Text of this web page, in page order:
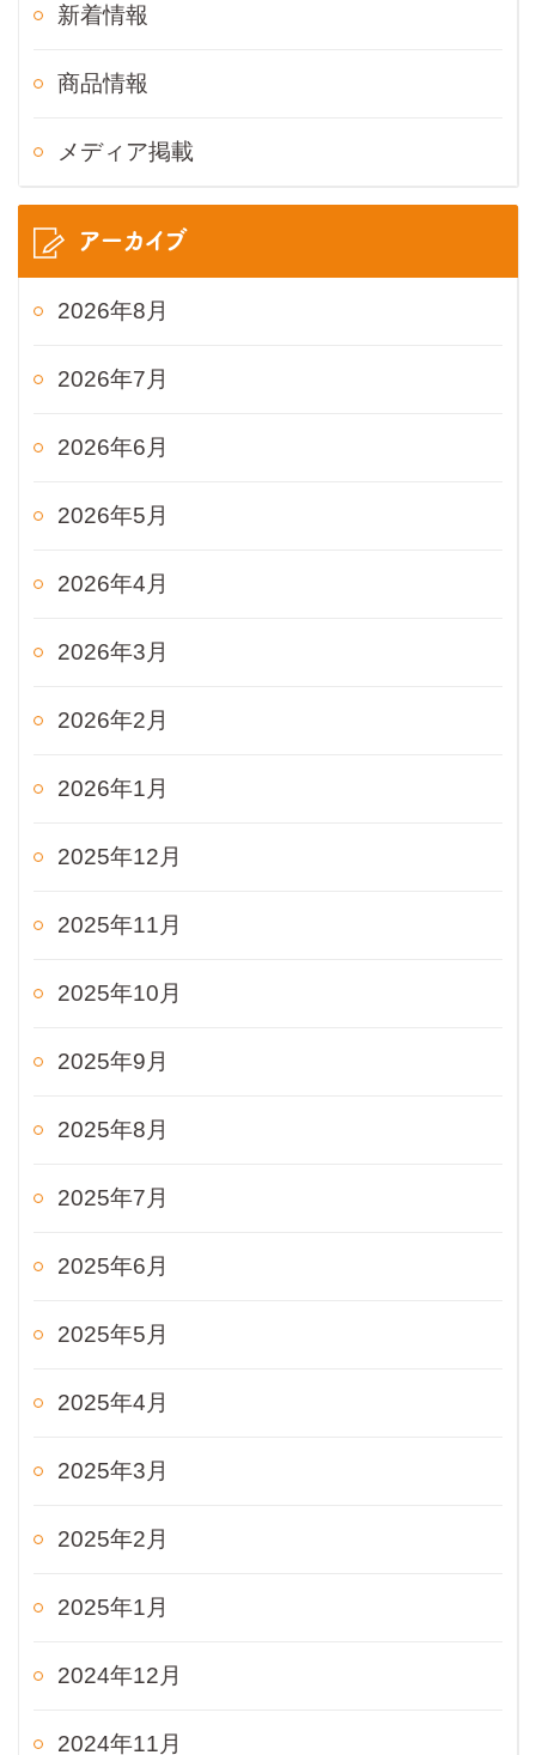
新着情報
商品情報
メディア掲載
アーカイブ
2026年8月
2026年7月
2026年6月
2026年5月
2026年4月
2026年3月
2026年2月
2026年1月
2025年12月
2025年11月
2025年10月
2025年9月
2025年8月
2025年7月
2025年6月
2025年5月
2025年4月
2025年3月
2025年2月
2025年1月
2024年12月
2024年11月